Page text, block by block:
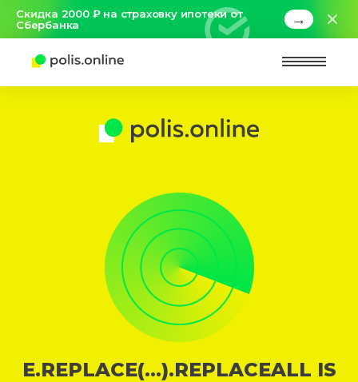
Скидка 2000 ₽ на страховку ипотеки от
Сбербанка
→
E.REPLACE(...).REPLACEALL IS